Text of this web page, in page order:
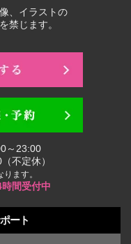
、イラストの
禁じます。
～23:00
不定休）
ます。
間受付中
ート